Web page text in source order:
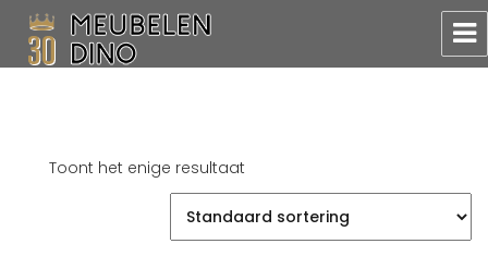
Toont het enige resultaat